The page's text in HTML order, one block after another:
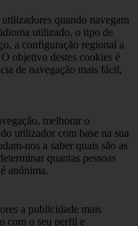
quando navegam
utilizado, o tipo de
a configuração regional a
objetivo destes cookies é
de navegação mais fácil,
melhorar o
utilizador com base na sua
nos a saber quais são as
quantas pessoas
anónima.
a publicidade mais
com o seu perfil e